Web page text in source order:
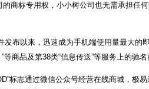
商标专用权，小小树公司也无需承担任
布以来，迅速成为手机端使用量最大的
商品及第38类“信息传送”等服务上的驰名
标志通过微信公众号经营在线商城，极